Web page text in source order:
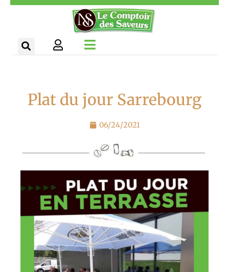
Aller
Plat du jour Sarrebourg
06/24/2021
Panneau de gestion des cookies